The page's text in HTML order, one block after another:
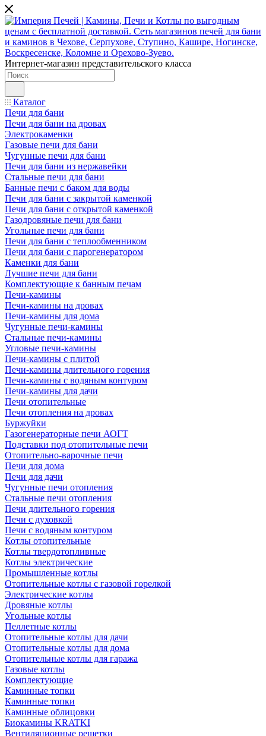
Интернет-магазин представительского класса
Каталог
Печи для бани
Печи для бани на дровах
Электрокаменки
Газовые печи для бани
Чугунные печи для бани
Печи для бани из нержавейки
Стальные печи для бани
Банные печи с баком для воды
Печи для бани с закрытой каменкой
Печи для бани с открытой каменкой
Газодровяные печи для бани
Угольные печи для бани
Печи для бани с теплообменником
Печи для бани с парогенератором
Каменки для бани
Лучшие печи для бани
Комплектующие к банным печам
Печи-камины
Печи-камины на дровах
Печи-камины для дома
Чугунные печи-камины
Стальные печи-камины
Угловые печи-камины
Печи-камины с плитой
Печи-камины длительного горения
Печи-камины с водяным контуром
Печи-камины для дачи
Печи отопительные
Печи отопления на дровах
Буржуйки
Газогенераторные печи АОГТ
Подставки под отопительные печи
Отопительно-варочные печи
Печи для дома
Печи для дачи
Чугунные печи отопления
Стальные печи отопления
Печи длительного горения
Печи с духовкой
Печи с водяным контуром
Котлы отопительные
Котлы твердотопливные
Котлы электрические
Промышленные котлы
Отопительные котлы с газовой горелкой
Электрические котлы
Дровяные котлы
Угольные котлы
Пеллетные котлы
Отопительные котлы для дачи
Отопительные котлы для дома
Отопительные котлы для гаража
Газовые котлы
Комплектующие
Каминные топки
Каминные топки
Каминные облицовки
Биокамины KRATKI
Вентиляционные решетки